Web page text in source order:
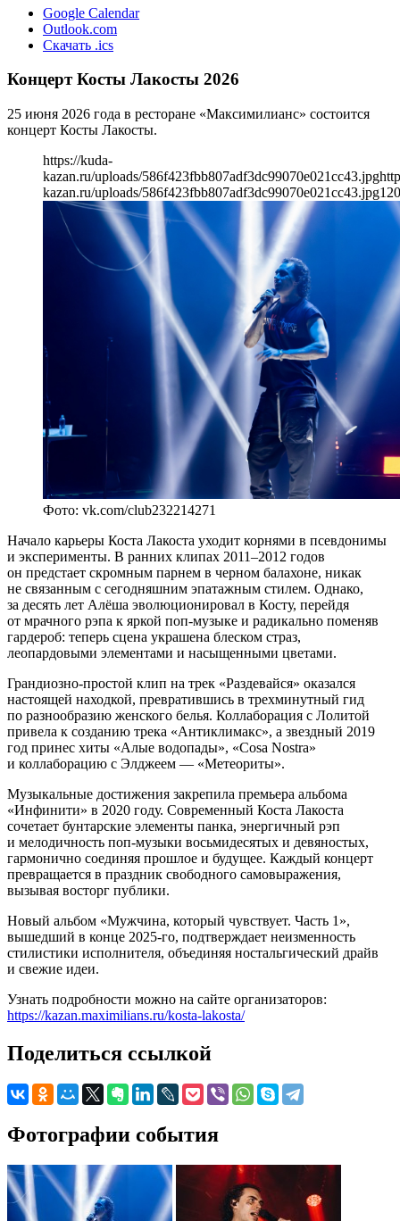
Google Calendar
Outlook.com
Скачать .ics
Концерт Косты Лакосты 2026
25 июня 2026 года в ресторане «Максимилианс» состоится
концерт Косты Лакосты.
https://kuda-
kazan.ru/uploads/586f423fbb807adf3dc99070e021cc43.jpg
kazan.ru/uploads/586f423fbb807adf3dc99070e021cc43.jpg
Фото: vk.com/club232214271
Начало карьеры Коста Лакоста уходит корнями в псевдонимы
и эксперименты. В ранних клипах 2011–2012 годов
он предстает скромным парнем в черном балахоне, никак
не связанным с сегодняшним эпатажным стилем. Однако,
за десять лет Алёша эволюционировал в Косту, перейдя
от мрачного рэпа к яркой поп-музыке и радикально поменяв
гардероб: теперь сцена украшена блеском страз,
леопардовыми элементами и насыщенными цветами.
Грандиозно-простой клип на трек «Раздевайся» оказался
настоящей находкой, превратившись в трехминутный гид
по разнообразию женского белья. Коллаборация с Лолитой
привела к созданию трека «Антиклимакс», а звездный 2019
год принес хиты «Алые водопады», «Cosa Nostra»
и коллаборацию с Элджеем — «Метеориты».
Музыкальные достижения закрепила премьера альбома
«Инфинити» в 2020 году. Современный Коста Лакоста
сочетает бунтарские элементы панка, энергичный рэп
и мелодичность поп-музыки восьмидесятых и девяностых,
гармонично соединяя прошлое и будущее. Каждый концерт
превращается в праздник свободного самовыражения,
вызывая восторг публики.
Новый альбом «Мужчина, который чувствует. Часть 1»,
вышедший в конце 2025-го, подтверждает неизменность
стилистики исполнителя, объединяя ностальгический драйв
и свежие идеи.
Узнать подробности можно на сайте организаторов:
https://kazan.maximilians.ru/kosta-lakosta/
Поделиться ссылкой
Фотографии события